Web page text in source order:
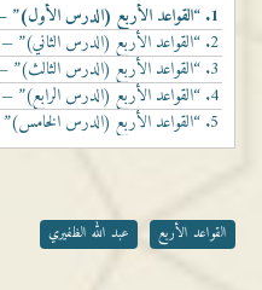
1. “القواعد الأربع (الدرس الأول)” —
2. “القواعد الأربع (الدرس الثاني)” —
3. “القواعد الأربع (الدرس الثالث)” —
4. “القواعد الأربع (الدرس الرابع)” —
5. “القواعد الأربع (الدرس الخامس)”
القواعد الأربع عبد الله الظفيري